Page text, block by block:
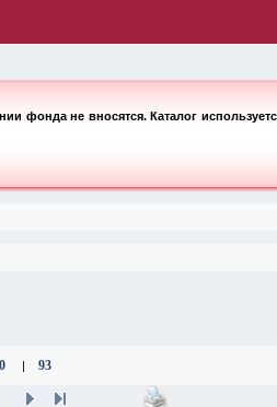
фонда не вносятся. Каталог
| 93